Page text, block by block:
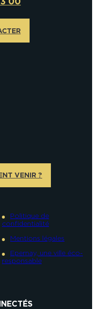
VENIR ?
Politique de
confidentialité
Mentions légales
Epernay, une ville éco-
responsable